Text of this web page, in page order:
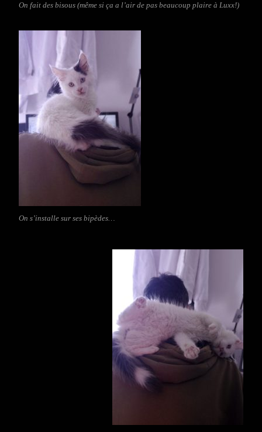
On fait des bisous (même si ça a l’air de pas beaucoup plaire à Luxx!)
On s’installe sur ses bipèdes…